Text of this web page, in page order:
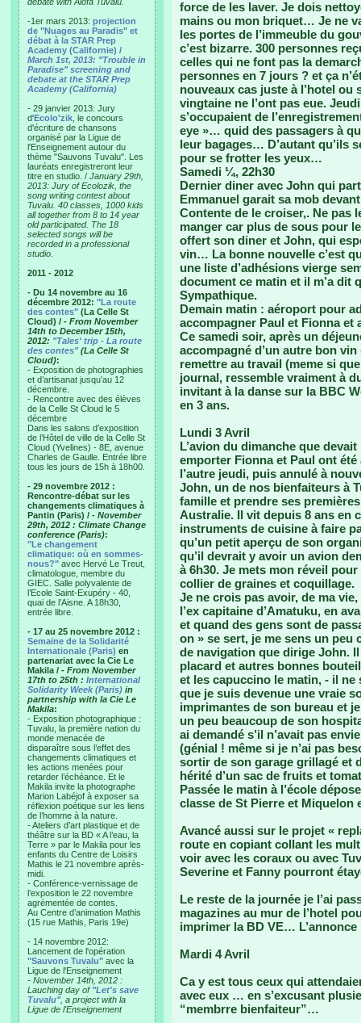
-1er mars 2013: projection
de "Nuages au Paradis" et
débat à la STAR Prep
Academy (Californie) /
March 1st, 2013: "Trouble in
Paradise" screening and
debate at the STAR Prep
Academy (California)
- 29 janvier 2013: Jury
d'Ecolo'zik , le concours
d'écriture de chansons
organisé par la Ligue de
l'Enseignement autour du
thème "Sauvons Tuvalu". Les
lauréats enregistreront leur
titre en studio. / January 29th,
2013: Jury of Ecolozik, the
song writing contest about
Tuvalu. 40 classes, 1000 kids
all together from 8 to 14 year
old participated. The 18
selected songs will be
recorded in a professional
studio.
2011 - 2012
- Du 14 novembre au 16
décembre 2012: "La route
des contes" (La Celle St
Cloud) / - From November
14th to December 15th,
2012: "Tales' trip - La route
des contes"(La Celle St
Cloud):
- Exposition de photographies
et d’artisanat jusqu’au 12
décembre.
- Rencontre avec des élèves
de la Celle St Cloud le 5
décembre
Dans les salons d’exposition
de l’Hôtel de ville de la Celle St
Cloud (Yvelines) - 8E, avenue
Charles de Gaulle. Entrée libre
tous les jours de 15h à 18h00.
- 29 novembre 2012 :
Rencontre-débat sur les
changements climatiques à
Pantin (Paris) / - November
29th, 2012 : Climate Change
conference (Paris):
"Le changement
climatique: où en sommes-
nous?" avec Hervé Le Treut,
climatologue, membre du
GIEC. Salle polyvalente de
l’Ecole Saint-Exupéry - 40,
quai de l’Aisne. A 18h30,
entrée libre.
- 17 au 25 novembre 2012 :
Semaine de la Solidarité
Internationale (Paris) en
partenariat avec la Cie Le
Makila / - From November
17th to 25th : International
Solidarity Week (Paris) in
partnership with la Cie Le
Makila:
- Exposition photographique :
Tuvalu, la première nation du
monde menacée de
disparaître sous l’effet des
changements climatiques et
les actions menées pour
retarder l’échéance. Et le
Makila invite la photographe
Marion Labéjof à exposer sa
réflexion poétique sur les liens
de l’homme à la nature.
- Ateliers d’art plastique et de
théâtre sur la BD « A l’eau, la
Terre » par le Makila pour les
enfants du Centre de Loisirs
Mathis le 21 novembre après-
midi.
- Conférence-vernissage de
l’exposition le 22 novembre
agrémentée de contes.
Au Centre d’animation Mathis
(15 rue Mathis, Paris 19e)
- 14 novembre 2012:
Lancement de l'opération
"Sauvons Tuvalu" avec la
Ligue de l'Enseignement
- November 14th, 2012 :
Lauching day of "Let's save
Tuvalu", a project with la
Ligue de l'Enseignement
force de les laver. Je dois
mains ou mon briquet… Je ne
les portes de l’immeuble du
c’est bizarre. 300 personnes
celles qui ne font pas la
personnes en 7 jours ? et ça
nouveaux cas juste à l’hotel ou
vingtaine ne l’ont pas eue.
s’occupaient de
eye »… quid des passagers à
leur bagages… D’autant qu’ils
pour se frotter les yeux…
Samedi ¼, 22h30
Dernier diner avec John qui
Emmanuel garait sa mob
Contente de le croiser,. Ne pas
manger car plus de sous pour
offert son diner et John, qui
vin… La bonne nouvelle c’est
une liste d’adhésions vierge
document ce matin et il m’a dit
Sympathique.
Demain matin : aéroport pour
accompagner Paul et Fionna et
Ce samedi soir, après un
accompagné d’un autre bon
remettre au travail (meme si
journal, ressemble vraiment à
invitant à la danse sur la BBC
en 3 ans.
Lundi 3 Avril
L’avion du dimanche que
emporter Fionna et Paul ont
l’autre jeudi, puis annulé à
John, un de nos bienfaiteurs à
famille et prendre ses
Australie. Il vit depuis 8 ans en
instruments de cuisine à faire
qu’un petit aperçu de son
qu’il devrait y avoir un avion
à 6h30. Je mets mon réveil
collier de graines et coquillage.
Je ne crois pas avoir, de ma
l’ex capitaine d’Amatuku, en
et quand des gens sont de
on » se sert, je me sens un peu
de navigation que dirige John.
placard et autres bonnes
et les capuccino le matin, - il ne
que je suis devenue une vraie
imprimantes de son bureau et
un peu beaucoup de son
ai demandé s’il n’avait pas
(génial ! même si je n’ai pas
sortir de son garage grillagé et
hérité d’un sac de fruits et
Passée le matin à l’école
classe de St Pierre et Miquelon
Avancé aussi sur le projet «
route en copiant collant les
voir avec les coraux ou avec
Severine et Fanny pourront
Le reste de la journée je l’ai
magazines au mur de l’hotel
imprimer la BD VE…
Mardi 4 Avril
Ca y est tous ceux qui
avec eux … en s’excusant
“membrre bienfaiteur”…